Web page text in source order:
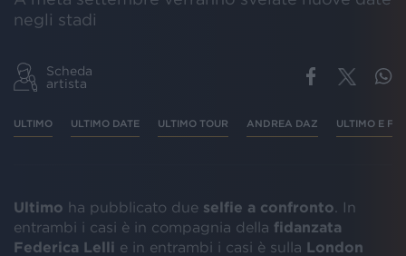
negli stadi
Scheda
artista
ULTIMO ULTIMO DATE ULTIMO TOUR ANDREA DAZ ULTIMO E
Ultimo ha pubblicato due selfie a confronto . In
entrambi i casi è in compagnia della fidanzata
Federica Lelli e in entrambi i casi è sulla London